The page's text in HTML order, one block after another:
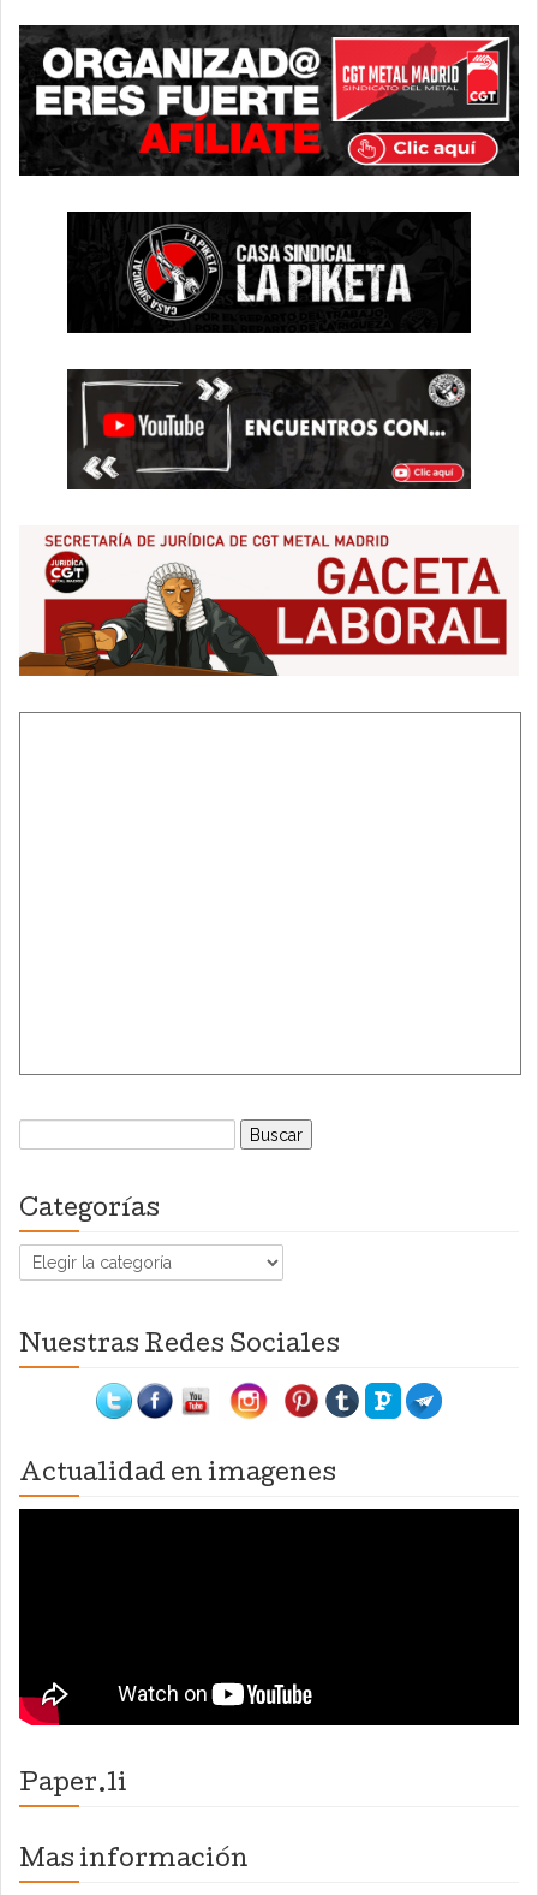
Buscar:
Categorías
Categorías
Nuestras Redes Sociales
Actualidad en imagenes
Paper.li
Mas información